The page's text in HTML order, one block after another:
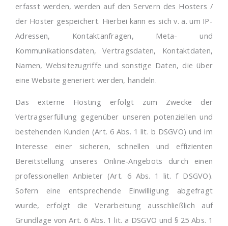
erfasst werden, werden auf den Servern des Hosters /
der Hoster gespeichert. Hierbei kann es sich v. a. um IP-
Adressen, Kontaktanfragen, Meta- und
Kommunikationsdaten, Vertragsdaten, Kontaktdaten,
Namen, Websitezugriffe und sonstige Daten, die über
eine Website generiert werden, handeln.
Das externe Hosting erfolgt zum Zwecke der
Vertragserfüllung gegenüber unseren potenziellen und
bestehenden Kunden (Art. 6 Abs. 1 lit. b DSGVO) und im
Interesse einer sicheren, schnellen und effizienten
Bereitstellung unseres Online-Angebots durch einen
professionellen Anbieter (Art. 6 Abs. 1 lit. f DSGVO).
Sofern eine entsprechende Einwilligung abgefragt
wurde, erfolgt die Verarbeitung ausschließlich auf
Grundlage von Art. 6 Abs. 1 lit. a DSGVO und § 25 Abs. 1